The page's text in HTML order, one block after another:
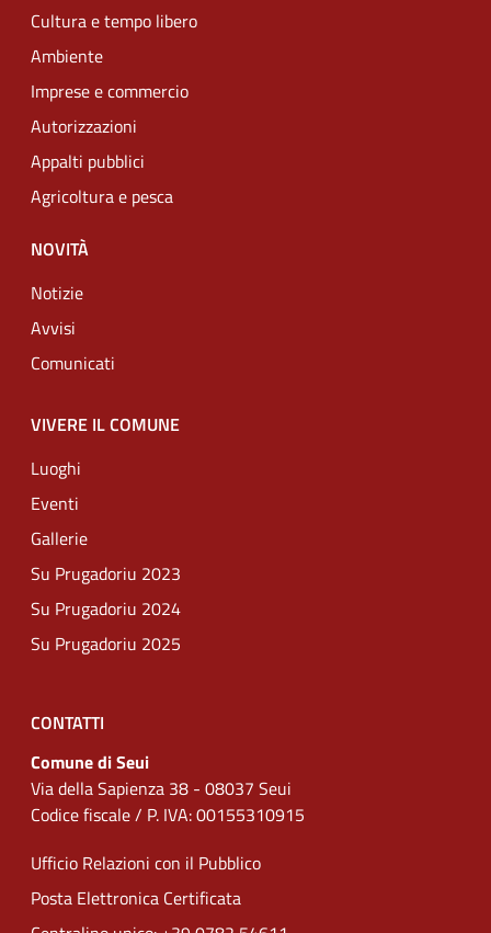
Cultura e tempo libero
Ambiente
Imprese e commercio
Autorizzazioni
Appalti pubblici
Agricoltura e pesca
NOVITÀ
Notizie
Avvisi
Comunicati
VIVERE IL COMUNE
Luoghi
Eventi
Gallerie
Su Prugadoriu 2023
Su Prugadoriu 2024
Su Prugadoriu 2025
CONTATTI
Comune di Seui
Via della Sapienza 38 - 08037 Seui
Codice fiscale / P. IVA: 00155310915
Ufficio Relazioni con il Pubblico
Posta Elettronica Certificata